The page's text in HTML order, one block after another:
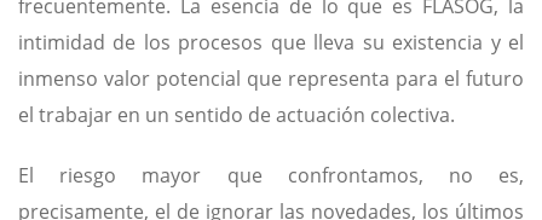
frecuentemente. La esencia de lo que es FLASOG, la
intimidad de los procesos que lleva su existencia y el
inmenso valor potencial que representa para el futuro
el trabajar en un sentido de actuación colectiva.
El riesgo mayor que confrontamos, no es,
precisamente, el de ignorar las novedades, los últimos